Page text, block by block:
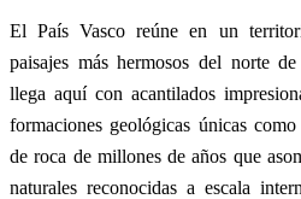
El País Vasco reúne en un
paisajes más hermosos del norte
llega aquí con acantilados
formaciones geológicas únicas
de roca de millones de años que
naturales reconocidas a escala